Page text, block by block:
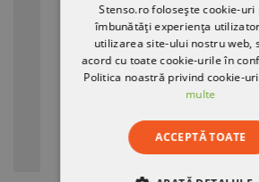
Stenso.ro folosește cookie-uri
îmbunătăți experiența
utilizarea site-ului nostru web,
acord cu toate cookie-urile în
Politica noastră privind cookie-
multe
ACCEPTĂ TOATE